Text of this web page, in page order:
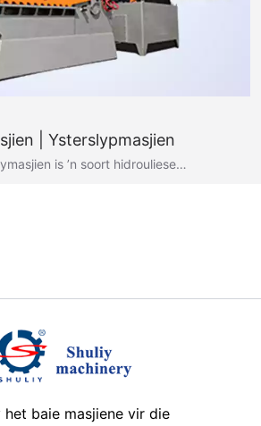
| Ysterslypmasjien
is ’n soort hidrouliese…
baie masjiene vir die